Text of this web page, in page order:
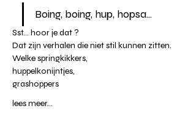
Boing, boing, hup, hopsa...
Sst... hoor je dat ?
Dat zijn verhalen die niet stil kunnen zitten.
Welke springkikkers,
huppelkonijntjes,
grashoppers
lees meer...